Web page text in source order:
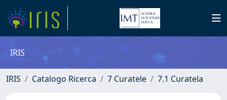
IRIS
IRIS Catalogo Ricerca 7 Curatele 7.1 Curatela